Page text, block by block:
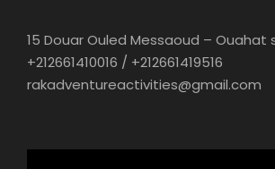
15 Douar Ouled Messaoud – Ouahat
+212661410016 / +212661419516
rakadventureactivities@gmail.com